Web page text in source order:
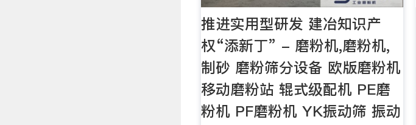
推进实用型研发 建冶知识产
权“添新丁” - 磨粉机,磨粉机,
制砂 磨粉筛分设备 欧版磨粉机
移动磨粉站 辊式级配机 PE磨
粉机 PF磨粉机 YK振动筛 振动